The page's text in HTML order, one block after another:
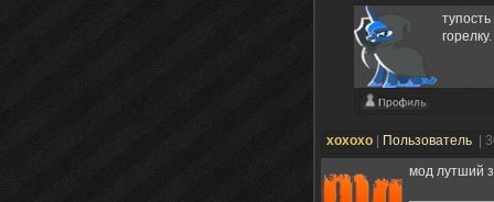
горелку.
хохохо Пользователь
|
мод лутший